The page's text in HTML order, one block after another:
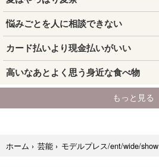
ホーム › 芸能 › モデルプレス/ent/wide/show